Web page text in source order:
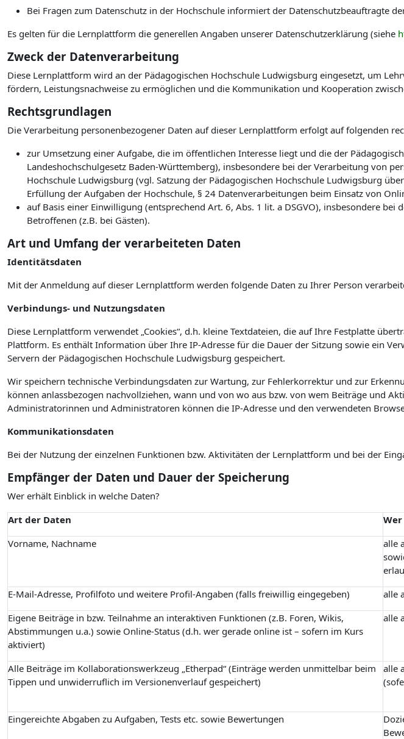
Bei Fragen zum Datenschutz in der Hochschule informiert der Datenschutzbeauftragte
Es gelten für die Lernplattform die generellen Angaben unserer Datenschutzerklärung (siehe
Zweck der Datenverarbeitung
Diese Lernplattform wird an der Pädagogischen Hochschule Ludwigsburg eingesetzt, um
fördern, Leistungsnachweise zu ermöglichen und die Kommunikation und Kooperation
Rechtsgrundlagen
Die Verarbeitung personenbezogener Daten auf dieser Lernplattform erfolgt auf folgenden
zur Umsetzung einer Aufgabe, die im öffentlichen Interesse liegt und die der
Landeshochschulgesetz Baden-Württemberg), insbesondere bei der Verarbeitung von
Hochschule Ludwigsburg (vgl. Satzung der Pädagogischen Hochschule Ludwigsburg
Erfüllung der Aufgaben der Hochschule, § 24 Datenverarbeitungen beim Einsatz von
auf Basis einer Einwilligung (entsprechend Art. 6, Abs. 1 lit. a DSGVO), insbesondere
Betroffenen (z.B. bei Gästen).
Art und Umfang der verarbeiteten Daten
Identitätsdaten
Mit der Anmeldung auf dieser Lernplattform werden folgende Daten zu Ihrer Person
Verbindungs- und Nutzungsdaten
Diese Lernplattform verwendet „Cookies“, d.h. kleine Textdateien, die auf Ihre Festplatte
Plattform. Es enthält Information über Ihre IP-Adresse für die Dauer der Sitzung sowie ein
Servern der Pädagogischen Hochschule Ludwigsburg gespeichert.
Wir speichern technische Verbindungsdaten zur Wartung, zur Fehlerkorrektur und zur
können anlassbezogen nachvollziehen, wann und von wo aus bzw. von wem Beiträge und
Administratorinnen und Administratoren können die IP-Adresse und den verwendeten
Kommunikationsdaten
Bei der Nutzung der einzelnen Funktionen bzw. Aktivitäten der Lernplattform und bei der
Empfänger der Daten und Dauer der Speicherung
Wer erhält Einblick in welche Daten?
Art der Daten
Vorname, Nachname
alle
E-Mail-Adresse, Profilfoto und weitere Profil-Angaben (falls freiwillig eingegeben) alle
Eigene Beiträge in bzw. Teilnahme an interaktiven Funktionen (z.B. Foren, Wikis,
Abstimmungen u.a.) sowie Online-Status (d.h. wer gerade online ist – sofern im Kurs
aktiviert)
alle
Alle Beiträge im Kollaborationswerkzeug „Etherpad“ (Einträge werden unmittelbar beim
Tippen und unwiderruflich im Versionenverlauf gespeichert)
alle
Eingereichte Abgaben zu Aufgaben, Tests etc. sowie Bewertungen